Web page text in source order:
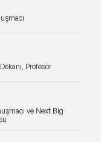
Profesör
ve Next Big